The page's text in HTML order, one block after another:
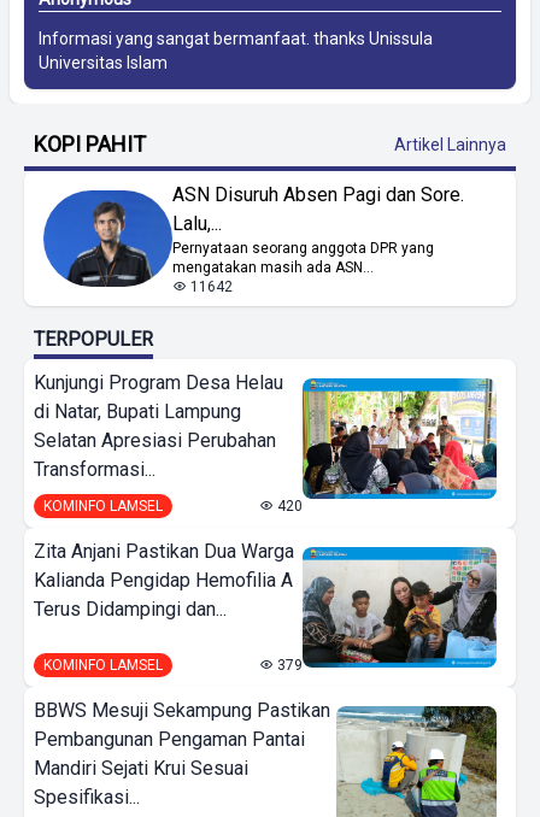
Informasi yang sangat bermanfaat. thanks Unissula
Universitas Islam
KOPI PAHIT Artikel Lainnya
ASN Disuruh Absen Pagi dan Sore.
Lalu,...
Pernyataan seorang anggota DPR yang
mengatakan masih ada ASN...
11642
TERPOPULER
Kunjungi Program Desa Helau
di Natar, Bupati Lampung
Selatan Apresiasi Perubahan
Transformasi...
KOMINFO LAMSEL 420
Zita Anjani Pastikan Dua Warga
Kalianda Pengidap Hemofilia A
Terus Didampingi dan...
KOMINFO LAMSEL 379
BBWS Mesuji Sekampung Pastikan
Pembangunan Pengaman Pantai
Mandiri Sejati Krui Sesuai
Spesifikasi...